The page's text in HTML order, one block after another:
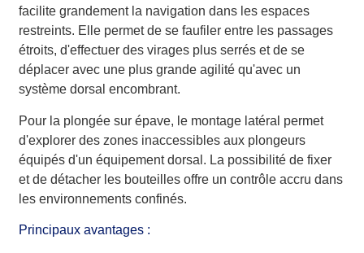
facilite grandement la navigation dans les espaces
restreints. Elle permet de se faufiler entre les passages
étroits, d'effectuer des virages plus serrés et de se
déplacer avec une plus grande agilité qu'avec un
système dorsal encombrant.
Pour la plongée sur épave, le montage latéral permet
d'explorer des zones inaccessibles aux plongeurs
équipés d'un équipement dorsal. La possibilité de fixer
et de détacher les bouteilles offre un contrôle accru dans
les environnements confinés.
Principaux avantages :